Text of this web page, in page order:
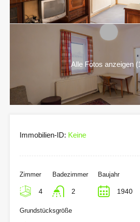
Alle Fotos anzeigen
Immobilien-ID: Keine
Zimmer
4
Badezimmer
2
Baujahr
1940
Grundstücksgröße